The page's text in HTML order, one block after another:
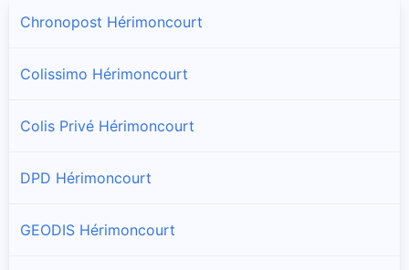
Chronopost Hérimoncourt
Colissimo Hérimoncourt
Colis Privé Hérimoncourt
DPD Hérimoncourt
GEODIS Hérimoncourt